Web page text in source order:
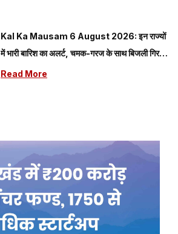
Kal Ka Mausam 6 August 2026: इन राज्यों
में भारी बारिश का अलर्ट, चमक-गरज के साथ बिजली गिरने
की भी चेतावनी
Read More